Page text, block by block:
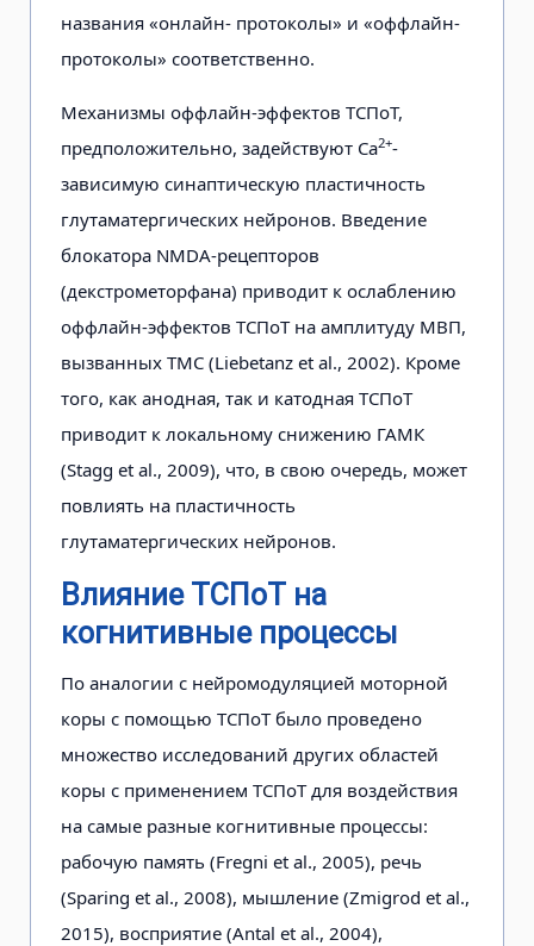
названия «онлайн- протоколы» и «оффлайн-
протоколы» соответственно.
Механизмы оффлайн-эффектов ТСПоТ,
предположительно, задействуют Са2+-
зависимую синаптическую пластичность
глутаматергических нейронов. Введение
блокатора NMDA-рецепторов
(декстрометорфана) приводит к ослаблению
оффлайн-эффектов ТСПоТ на амплитуду МВП,
вызванных ТМС (Liebetanz et al., 2002). Кроме
того, как анодная, так и катодная ТСПоТ
приводит к локальному снижению ГАМК
(Stagg et al., 2009), что, в свою очередь, может
повлиять на пластичность
глутаматергических нейронов.
Влияние ТСПоТ на
когнитивные процессы
По аналогии с нейромодуляцией моторной
коры с помощью ТСПоТ было проведено
множество исследований других областей
коры с применением ТСПоТ для воздействия
на самые разные когнитивные процессы:
рабочую память (Fregni et al., 2005), речь
(Sparing et al., 2008), мышление (Zmigrod et al.,
2015), восприятие (Antal et al., 2004),